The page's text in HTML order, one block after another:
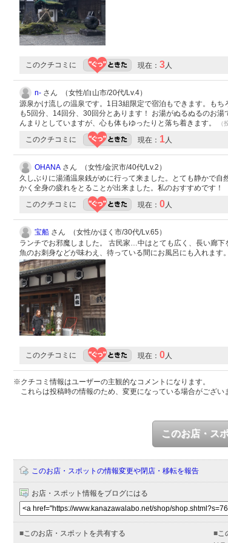
このクチコミに 現在： 3人
n- さん （女性/白山市/20代/Lv.4）
源泉かけ流しの温泉です。1日3組限定で宿泊もできます。も
も5回分、14回分、30回分とあります！ お湯がぬるぬるのお
んまりとしていますが、心も体もゆったりと落ち着きます。
このクチコミに 現在： 1人
OHANA さん （女性/金沢市/40代/Lv.2）
久しぶりに湯涌温泉銭がめに行って来ました。とても静かで
かく全身の疲れをとることが出来ました。私のおすすめです！
このクチコミに 現在： 0人
宝船 さん （女性/かほく市/30代/Lv.65）
ランチでお邪魔しました。 古民家…中はとても広く、長い廊
魚のお刺身などが味わえ、待っている間にお風呂にも入れます。
このクチコミに 現在： 0人
※クチコミ情報はユーザーの主観的なコメントになります。
これらは投稿時の情報のため、変更になっている場合がござい
このお店・ス
このお店・スポットの情報変更や閉店・移転を報告
お店・スポット情報をブログにはる
■このお店・スポットを共有する ■こ